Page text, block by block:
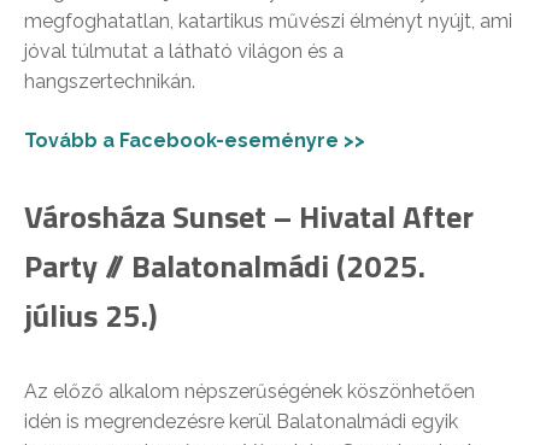
megfoghatatlan, katartikus művészi élményt nyújt, ami
jóval túlmutat a látható világon és a
hangszertechnikán.
Tovább a Facebook-eseményre >>
Városháza Sunset – Hivatal After
Party // Balatonalmádi (2025.
július 25.)
Az előző alkalom népszerűségének köszönhetően
idén is megrendezésre kerül Balatonalmádi egyik